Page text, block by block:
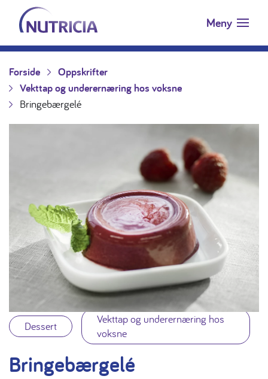
Hopp til innholdet
Nutricia.no Meny
Forside
Oppskrifter
Vekttap og underernæring hos voksne
Bringebærgelé
Dessert
Vekttap og underernæring hos
voksne
Bringebærgelé